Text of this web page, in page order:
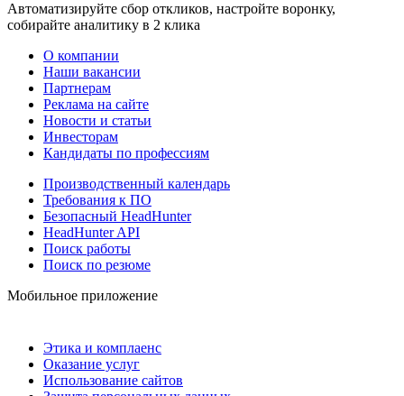
Автоматизируйте сбор откликов, настройте воронку,
собирайте аналитику в 2 клика
О компании
Наши вакансии
Партнерам
Реклама на сайте
Новости и статьи
Инвесторам
Кандидаты по профессиям
Производственный календарь
Требования к ПО
Безопасный HeadHunter
HeadHunter API
Поиск работы
Поиск по резюме
Мобильное приложение
Этика и комплаенс
Оказание услуг
Использование сайтов